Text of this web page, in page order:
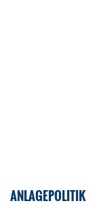
ANLAGEPOLITIK